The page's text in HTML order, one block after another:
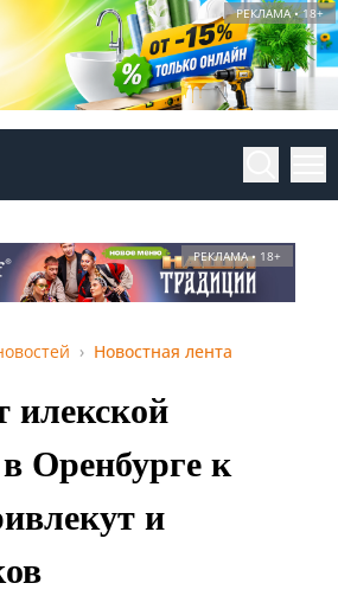
РЕКЛАМА • 18+
РЕКЛАМА • 18+
Новостная лента
илекской
Оренбурге к
и